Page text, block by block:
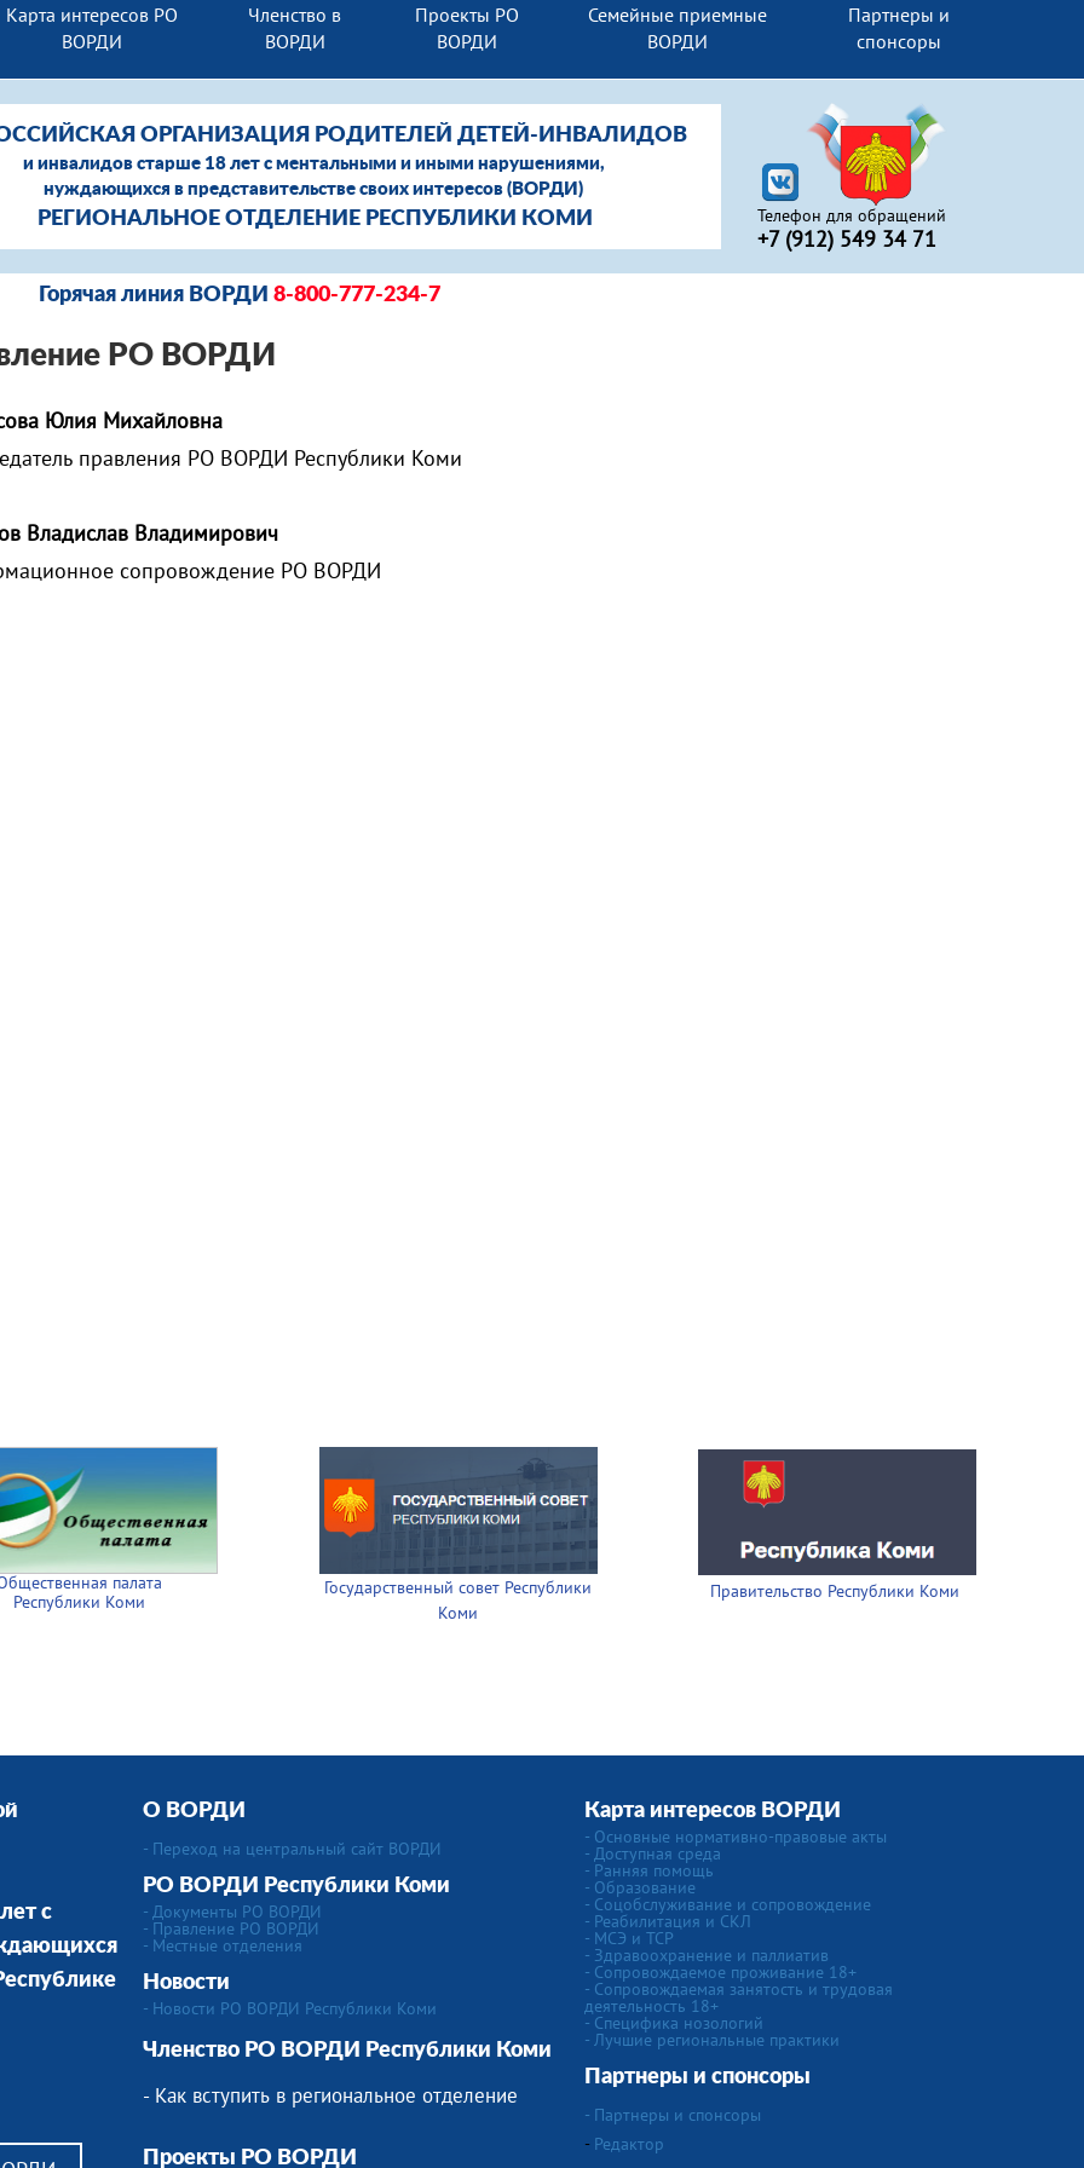
Карта интересов РО
ВОРДИ
Членство в
ВОРДИ
Проекты РО
ВОРДИ
Семейные приемные
ВОРДИ
Партнеры и
спонсоры
Телефон для обращений
+7 (912) 549 34 71
ОРГАНИЗАЦИЯ РОДИТЕЛЕЙ ДЕТЕЙ-ИНВАЛИДОВ
и инвалидов старше 18 лет с ментальными и иными нарушениями,
нуждающихся в представительстве своих интересов (ВОРДИ)
РЕГИОНАЛЬНОЕ ОТДЕЛЕНИЕ РЕСПУБЛИКИ КОМИ
Горячая линия ВОРДИ 8-800-777-234-7
РО ВОРДИ
Юлия Михайловна
правления РО ВОРДИ Республики Коми
Владислав Владимирович
сопровождение РО ВОРДИ
палата
Республики Коми
Государственный совет Республики
Коми
Правительство Республики Коми
с
О ВОРДИ
- Переход на центральный сайт ВОРДИ
РО ВОРДИ Республики Коми
- Документы РО ВОРДИ
- Правление РО ВОРДИ
- Местные отделения
Новости
- Новости РО ВОРДИ Республики Коми
Членство РО ВОРДИ Республики Коми
- Как вступить в региональное отделение
Проекты РО ВОРДИ
Карта интересов ВОРДИ
- Основные нормативно-правовые акты
- Доступная среда
- Ранняя помощь
- Образование
- Соцобслуживание и сопровождение
- Реабилитация и СКЛ
- МСЭ и ТСР
- Здравоохранение и паллиатив
- Сопровождаемое проживание 18+
- Сопровождаемая занятость и трудовая
деятельность 18+
- Специфика нозологий
- Лучшие региональные практики
Партнеры и спонсоры
- Партнеры и спонсоры
- Редактор